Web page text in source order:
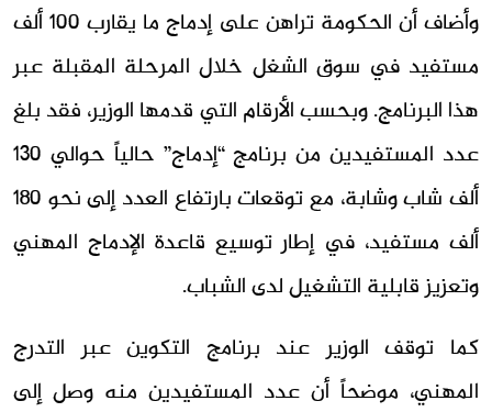
وأضاف أن الحكومة تراهن على إدماج ما يقارب 100 ألف
مستفيد في سوق الشغل خلال المرحلة المقبلة عبر
هذا البرنامج. وبحسب الأرقام التي قدمها الوزير، فقد بلغ
عدد المستفيدين من برنامج “إدماج” حالياً حوالي 130
ألف شاب وشابة، مع توقعات بارتفاع العدد إلى نحو 180
ألف مستفيد، في إطار توسيع قاعدة الإدماج المهني
وتعزيز قابلية التشغيل لدى الشباب.
كما توقف الوزير عند برنامج التكوين عبر التدرج
المهني، موضحاً أن عدد المستفيدين منه وصل إلى